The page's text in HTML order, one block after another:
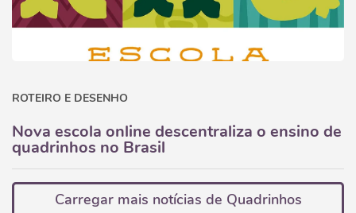
ROTEIRO E DESENHO
Nova escola online descentraliza o ensino de
quadrinhos no Brasil
Carregar mais notícias de Quadrinhos